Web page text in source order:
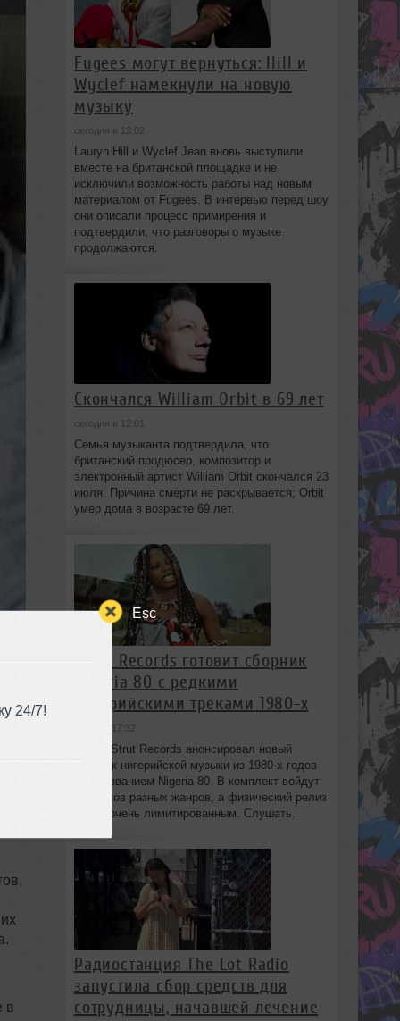
Esc
24/7!
в
Fugees могут вернуться: Hill и
Wyclef намекнули на новую
музыку
сегодня в 13:02
Lauryn Hill и Wyclef Jean вновь выступили
вместе на британской площадке и не
исключили возможность работы над новым
материалом от Fugees. В интервью перед шоу
они описали процесс примирения и
подтвердили, что разговоры о музыке
продолжаются.
Скончался William Orbit в 69 лет
сегодня в 12:01
Семья музыканта подтвердила, что
британский продюсер, композитор и
электронный артист William Orbit скончался 23
июля. Причина смерти не раскрывается; Orbit
умер дома в возрасте 69 лет.
Strut Records готовит сборник
Nigeria 80 с редкими
нигерийскими треками 1980-х
вчера в 17:32
Лейбл Strut Records анонсировал новый
сборник нигерийской музыки из 1980-х годов
под названием Nigeria 80. В комплект войдут
13 треков разных жанров, а физический релиз
будет очень лимитированным. Слушать.
Радиостанция The Lot Radio
запустила сбор средств для
сотрудницы, начавшей лечение